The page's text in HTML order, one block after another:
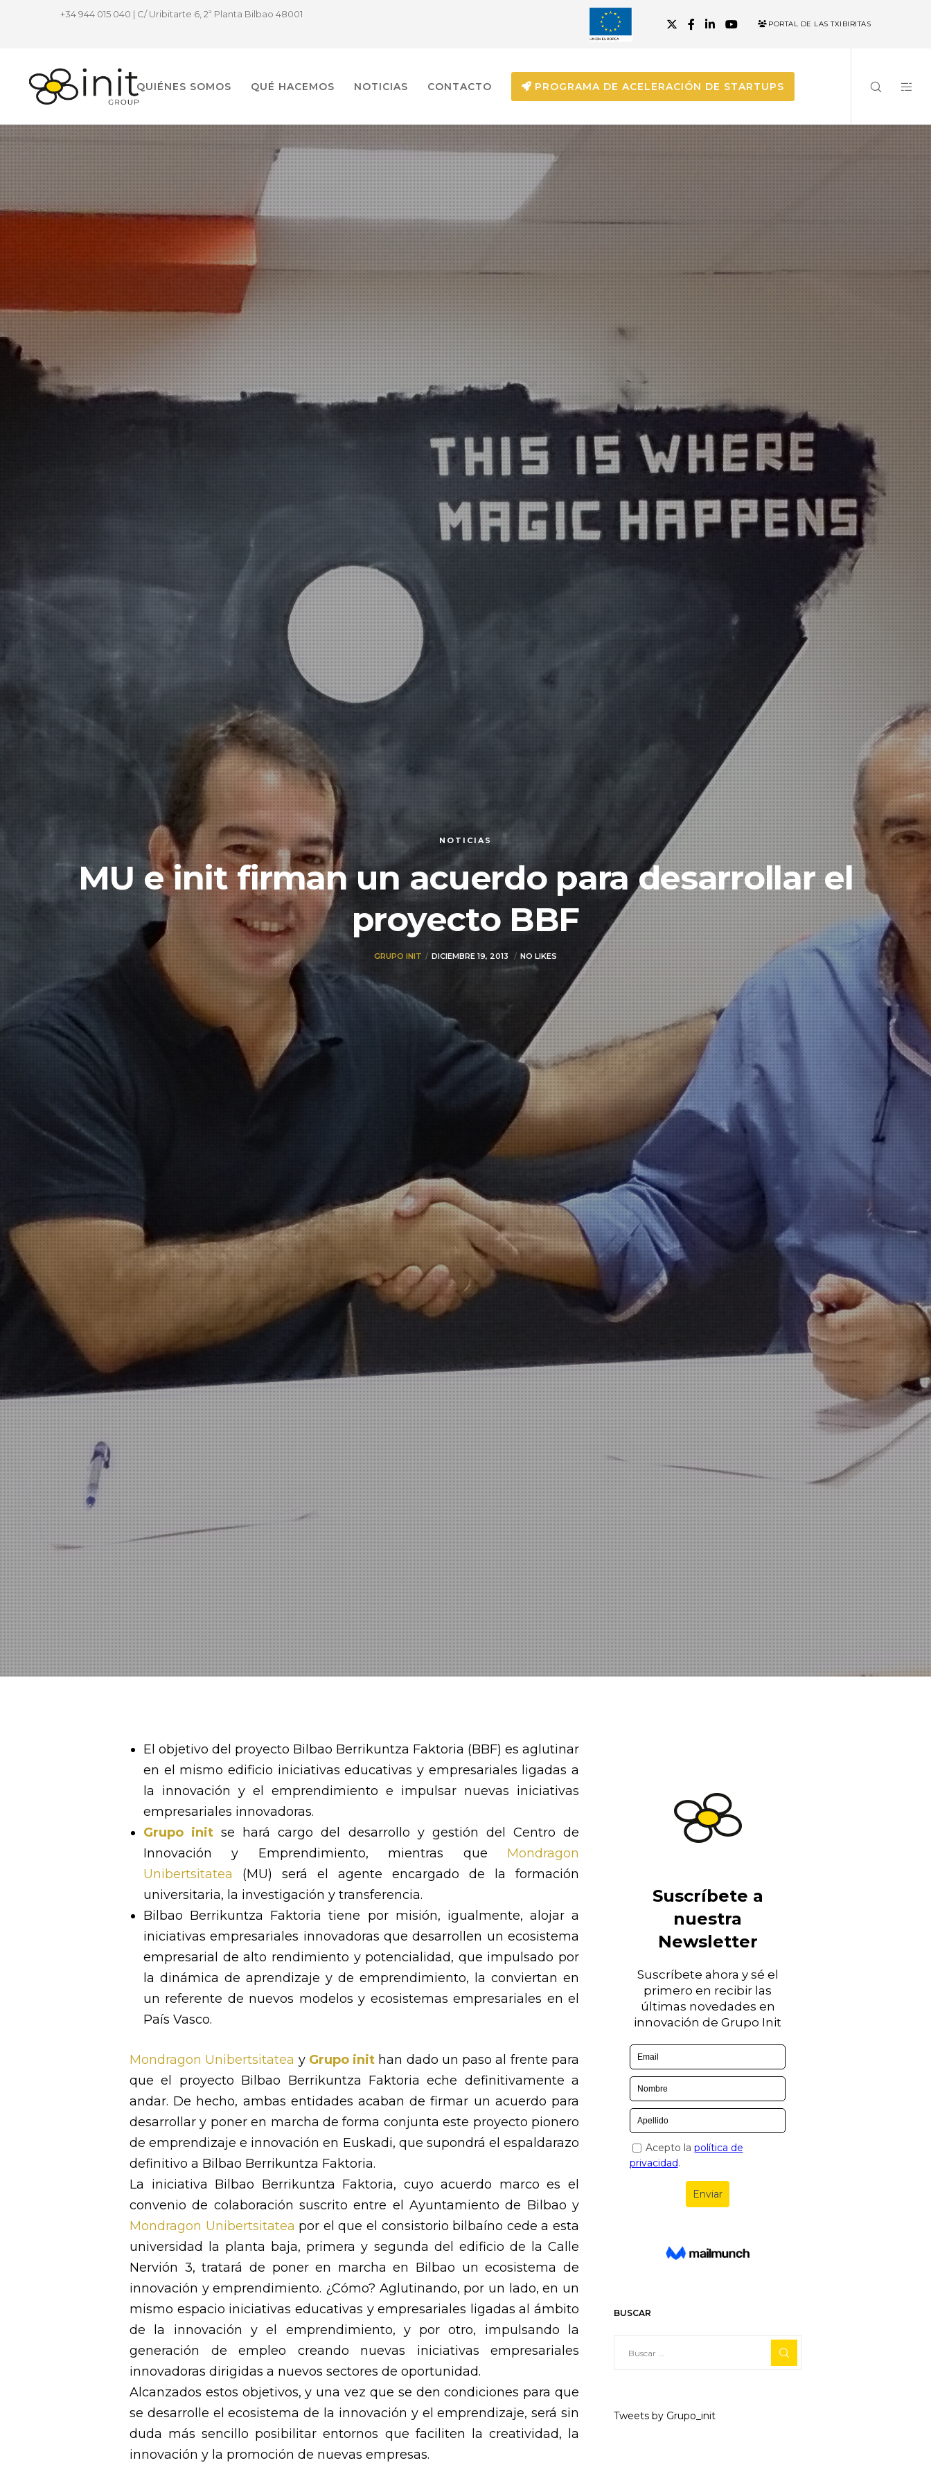
+34 944 015 040 | C/ Uribitarte 6, 2ª Planta Bilbao 48001
PORTAL DE LAS TXIBIRITAS
QUIÉNES SOMOS QUÉ HACEMOS NOTICIAS CONTACTO PROGRAMA DE ACELERACIÓN DE STARTUPS
NOTICIAS
MU e init firman un acuerdo para desarrollar el
proyecto BBF
GRUPO INIT DICIEMBRE 19, 2013 NO LIKES
El objetivo del proyecto Bilbao Berrikuntza Faktoria (BBF) es aglutinar
en el mismo edificio iniciativas educativas y empresariales ligadas a
la innovación y el emprendimiento e impulsar nuevas iniciativas
empresariales innovadoras.
Grupo init se hará cargo del desarrollo y gestión del Centro de
Innovación y Emprendimiento, mientras que Mondragon
Unibertsitatea (MU) será el agente encargado de la formación
universitaria, la investigación y transferencia.
Bilbao Berrikuntza Faktoria tiene por misión, igualmente, alojar a
iniciativas empresariales innovadoras que desarrollen un ecosistema
empresarial de alto rendimiento y potencialidad, que impulsado por
la dinámica de aprendizaje y de emprendimiento, la conviertan en
un referente de nuevos modelos y ecosistemas empresariales en el
País Vasco.
Mondragon Unibertsitatea y Grupo init han dado un paso al frente para
que el proyecto Bilbao Berrikuntza Faktoria eche definitivamente a
andar. De hecho, ambas entidades acaban de firmar un acuerdo para
desarrollar y poner en marcha de forma conjunta este proyecto pionero
de emprendizaje e innovación en Euskadi, que supondrá el espaldarazo
definitivo a Bilbao Berrikuntza Faktoria.
La iniciativa Bilbao Berrikuntza Faktoria, cuyo acuerdo marco es el
convenio de colaboración suscrito entre el Ayuntamiento de Bilbao y
Mondragon Unibertsitatea por el que el consistorio bilbaíno cede a esta
universidad la planta baja, primera y segunda del edificio de la Calle
Nervión 3, tratará de poner en marcha en Bilbao un ecosistema de
innovación y emprendimiento. ¿Cómo? Aglutinando, por un lado, en un
mismo espacio iniciativas educativas y empresariales ligadas al ámbito
de la innovación y el emprendimiento, y por otro, impulsando la
generación de empleo creando nuevas iniciativas empresariales
innovadoras dirigidas a nuevos sectores de oportunidad.
Alcanzados estos objetivos, y una vez que se den condiciones para que
se desarrolle el ecosistema de la innovación y el emprendizaje, será sin
duda más sencillo posibilitar entornos que faciliten la creatividad, la
innovación y la promoción de nuevas empresas.
BUSCAR
Tweets by Grupo_init